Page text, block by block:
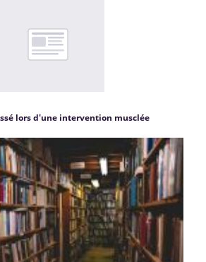
lors d'une intervention musclée